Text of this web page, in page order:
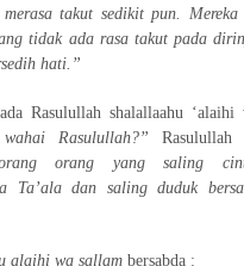
merasa takut sedikit pun.
tidak ada rasa takut pada
hati.”
Rasulullah shalallaahu ‘alaihi
Rasulullah?” Rasulullah
orang yang saling
Ta’ala dan saling duduk
alaihi wa sallam bersabda :